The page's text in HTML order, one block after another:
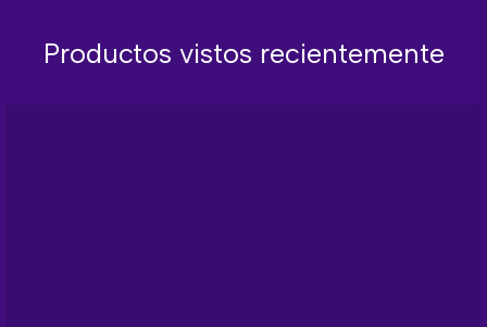
Productos vistos recientemente